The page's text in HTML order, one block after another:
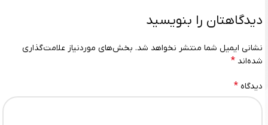
دیدگاهتان را بنویسید
نشانی ایمیل شما منتشر نخواهد شد. بخش‌های موردنیاز علامت‌گذاری
شده‌اند *
دیدگاه *